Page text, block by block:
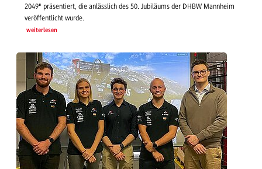
2049" präsentiert, die anlässlich des 50. Jubiläums der DHBW Mannheim
veröffentlicht wurde.
weiterlesen